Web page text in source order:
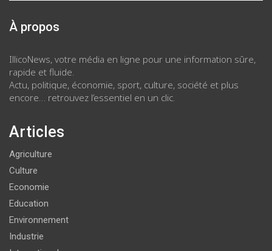
À propos
IllicoNews, votre média en ligne pour une information sûre,
rapide et fluide.
Actu, politique, économie, sport, culture, société et plus
encore… retrouvez l’essentiel en un clic.
Articles
Agriculture
Culture
Economie
Education
Environnement
Industrie